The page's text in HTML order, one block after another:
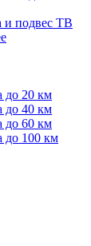
и подвес ТВ
до 20 км
до 40 км
до 60 км
до 100 км